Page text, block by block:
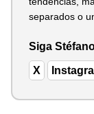
separados o
Siga
X